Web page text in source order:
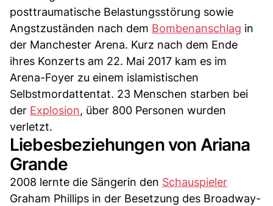
posttraumatische Belastungsstörung sowie
Angstzuständen nach dem Bombenanschlag in
der Manchester Arena. Kurz nach dem Ende
ihres Konzerts am 22. Mai 2017 kam es im
Arena-Foyer zu einem islamistischen
Selbstmordattentat. 23 Menschen starben bei
der Explosion, über 800 Personen wurden
verletzt.
Liebesbeziehungen von Ariana
Grande
2008 lernte die Sängerin den Schauspieler
Graham Phillips in der Besetzung des Broadway-